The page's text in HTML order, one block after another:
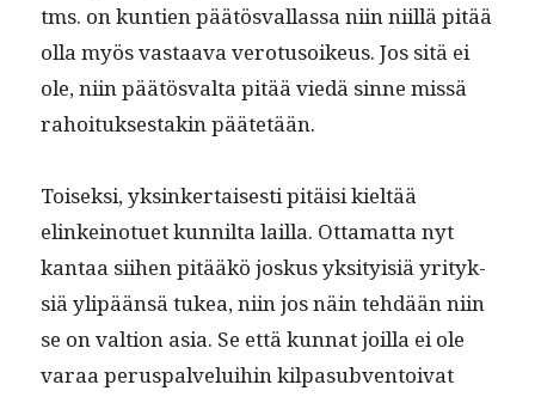
tms. on kun­tien päätös­val­las­sa niin niil­lä pitää
olla myös vas­taa­va vero­tu­soikeus. Jos sitä ei
ole, niin päätös­val­ta pitää viedä sinne mis­sä
rahoituk­ses­takin päätetään.
Toisek­si, yksinker­tais­es­ti pitäisi kieltää
elinkeinotuet kun­nil­ta lail­la. Otta­mat­ta nyt
kan­taa siihen pitääkö joskus yksi­ty­isiä yri­tyk­
siä ylipään­sä tukea, niin jos näin tehdään niin
se on val­tion asia. Se että kun­nat joil­la ei ole
varaa perus­palvelui­hin kil­pa­sub­ven­toi­vat